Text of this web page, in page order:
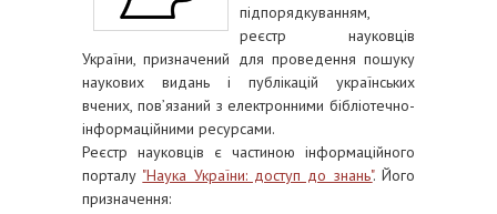
підпорядкуванням,
реєстр науковців
України, призначений для проведення пошуку
наукових видань і публікацій українських
вчених, пов’язаний з електронними бібліотечно-
інформаційними ресурсами.
Реєстр науковців є частиною інформаційного
порталу "Наука України: доступ до знань". Його
призначення: